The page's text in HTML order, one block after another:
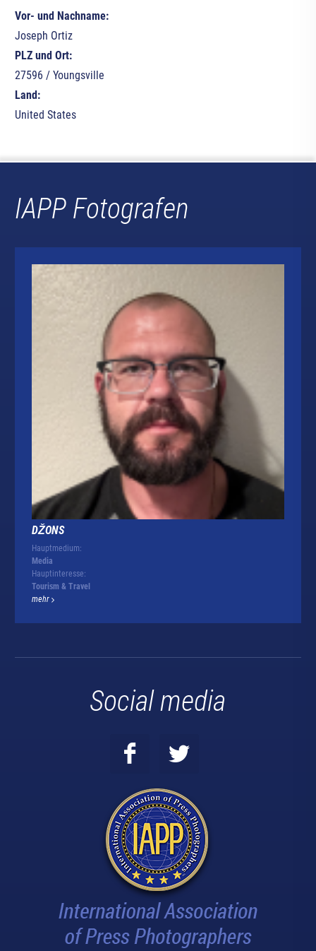
Vor- und Nachname:
Joseph Ortiz
PLZ und Ort:
27596 / Youngsville
Land:
United States
IAPP Fotografen
DŽONS
Hauptmedium:
Media
Hauptinteresse:
Tourism & Travel
mehr
Social media